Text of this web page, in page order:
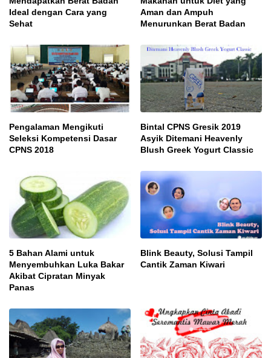
Ideal dengan Cara yang
Sehat
Aman dan Ampuh
Menurunkan Berat Badan
Pengalaman Mengikuti
Seleksi Kompetensi Dasar
CPNS 2018
Bintal CPNS Gresik 2019
Asyik Ditemani Heavenly
Blush Greek Yogurt Classic
5 Bahan Alami untuk
Menyembuhkan Luka Bakar
Akibat Cipratan Minyak
Panas
Blink Beauty, Solusi Tampil
Cantik Zaman Kiwari